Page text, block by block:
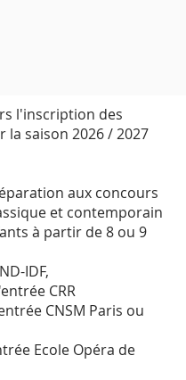
l'inscription des
la saison 2026 / 2027
aux concours
et contemporain
à partir de 8 ou 9
IDF,
CRR
CNSM Paris ou
Ecole Opéra de